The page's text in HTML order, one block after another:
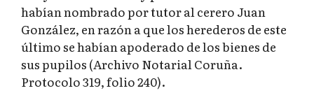
habían nombrado por tutor al cerero Juan
González, en razón a que los herederos de este
último se habían apoderado de los bienes de
sus pupilos (Archivo Notarial Coruña.
Protocolo 319, folio 240).